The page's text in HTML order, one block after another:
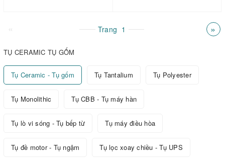
« Trang 1 »
TỤ CERAMIC TỤ GỐM
Tụ Ceramic - Tụ gốm Tụ Tantalium Tụ Polyester
Tụ Monolithic Tụ CBB - Tụ máy hàn
Tụ lò vi sóng - Tụ bếp từ Tụ máy điều hòa
Tụ đề motor - Tụ ngậm Tụ lọc xoay chiều - Tụ UPS